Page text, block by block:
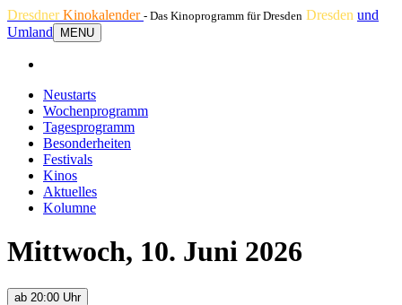
DresdnerKinokalender - Das Kinoprogramm für Dresden Dresden und
Umland
MENU
Neustarts
Wochenprogramm
Tagesprogramm
Besonderheiten
Festivals
Kinos
Aktuelles
Kolumne
Mittwoch, 10. Juni 2026
ab 20:00 Uhr